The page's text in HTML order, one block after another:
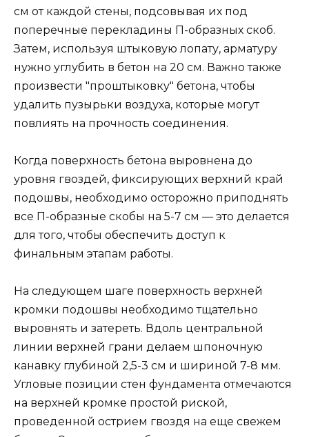
см от каждой стены, подсовывая их под
поперечные перекладины П-образных скоб.
Затем, используя штыковую лопату, арматуру
нужно углубить в бетон на 20 см. Важно также
произвести "проштыковку" бетона, чтобы
удалить пузырьки воздуха, которые могут
повлиять на прочность соединения.
Когда поверхность бетона выровнена до
уровня гвоздей, фиксирующих верхний край
подошвы, необходимо осторожно приподнять
все П-образные скобы на 5-7 см — это делается
для того, чтобы обеспечить доступ к
финальным этапам работы.
На следующем шаге поверхность верхней
кромки подошвы необходимо тщательно
выровнять и затереть. Вдоль центральной
линии верхней грани делаем шпоночную
канавку глубиной 2,5-3 см и шириной 7-8 мм.
Угловые позиции стен фундамента отмечаются
на верхней кромке простой риской,
проведенной острием гвоздя на еще свежем